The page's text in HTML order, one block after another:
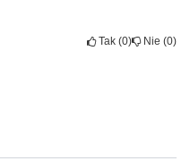
Tak 0 Nie 0